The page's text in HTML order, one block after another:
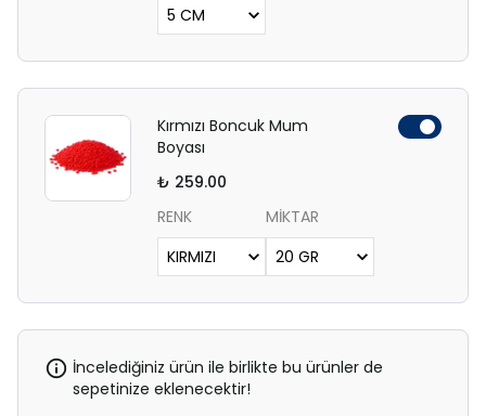
Kırmızı Boncuk Mum
Boyası
₺ 259.00
RENK
MİKTAR
İncelediğiniz ürün ile birlikte bu ürünler de
sepetinize eklenecektir!